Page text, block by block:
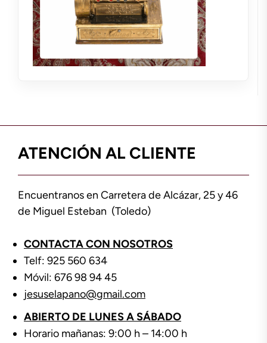
ATENCIÓN AL CLIENTE
Encuentranos en Carretera de Alcázar, 25 y 46
de Miguel Esteban (Toledo)
CONTACTA CON NOSOTROS
Telf: 925 560 634
Móvil: 676 98 94 45
jesuselapano@gmail.com
ABIERTO DE LUNES A SÁBADO
Horario mañanas: 9:00 h – 14:00 h